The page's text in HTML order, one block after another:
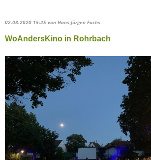
02.08.2020 15:25 von Hans-Jürgen Fuchs
WoAndersKino in Rohrbach